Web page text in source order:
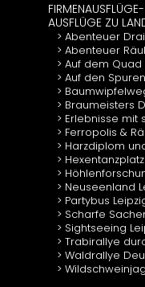
FIRMENAUSFLÜGE-
AUSFLÜGE ZU
Abenteuer
Abenteuer
Auf dem
Auf den
Braumeisters
Erlebnisse mit
Ferropolis &
Harzdiplom
Neuseenland
Partybus
Scharfe
Sightseeing
Trabirallye
Waldrallye